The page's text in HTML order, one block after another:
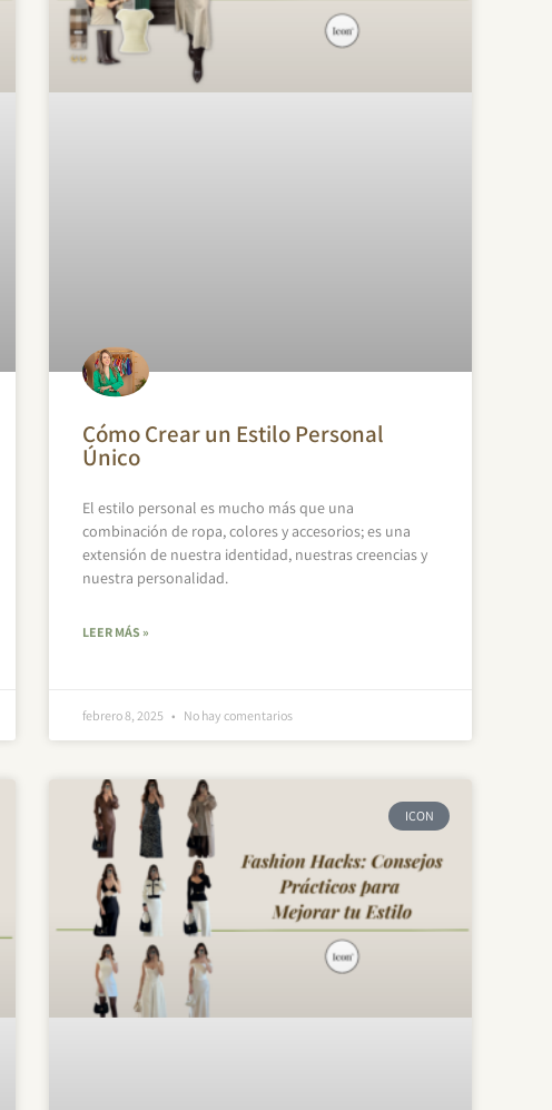
Cómo Crear un Estilo Personal
Único
El estilo personal es mucho más que una
combinación de ropa, colores y accesorios; es una
extensión de nuestra identidad, nuestras creencias y
nuestra personalidad.
LEER MÁS »
febrero 8, 2025 No hay comentarios
ICON